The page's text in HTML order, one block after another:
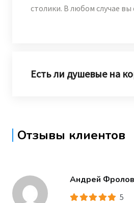
столики. В любом случае
Есть ли душевые на
Отзывы клиентов
Андрей Фролов
5